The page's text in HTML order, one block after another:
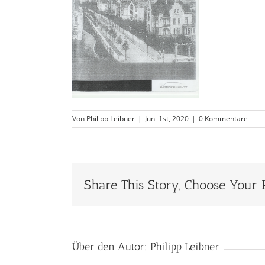
Von Philipp Leibner | Juni 1st, 2020 | 0 Kommentare
Share This Story, Choose Your
Über den Autor: Philipp Leibner